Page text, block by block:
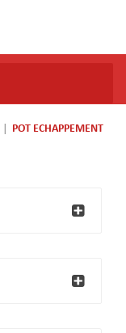
POT ECHAPPEMENT